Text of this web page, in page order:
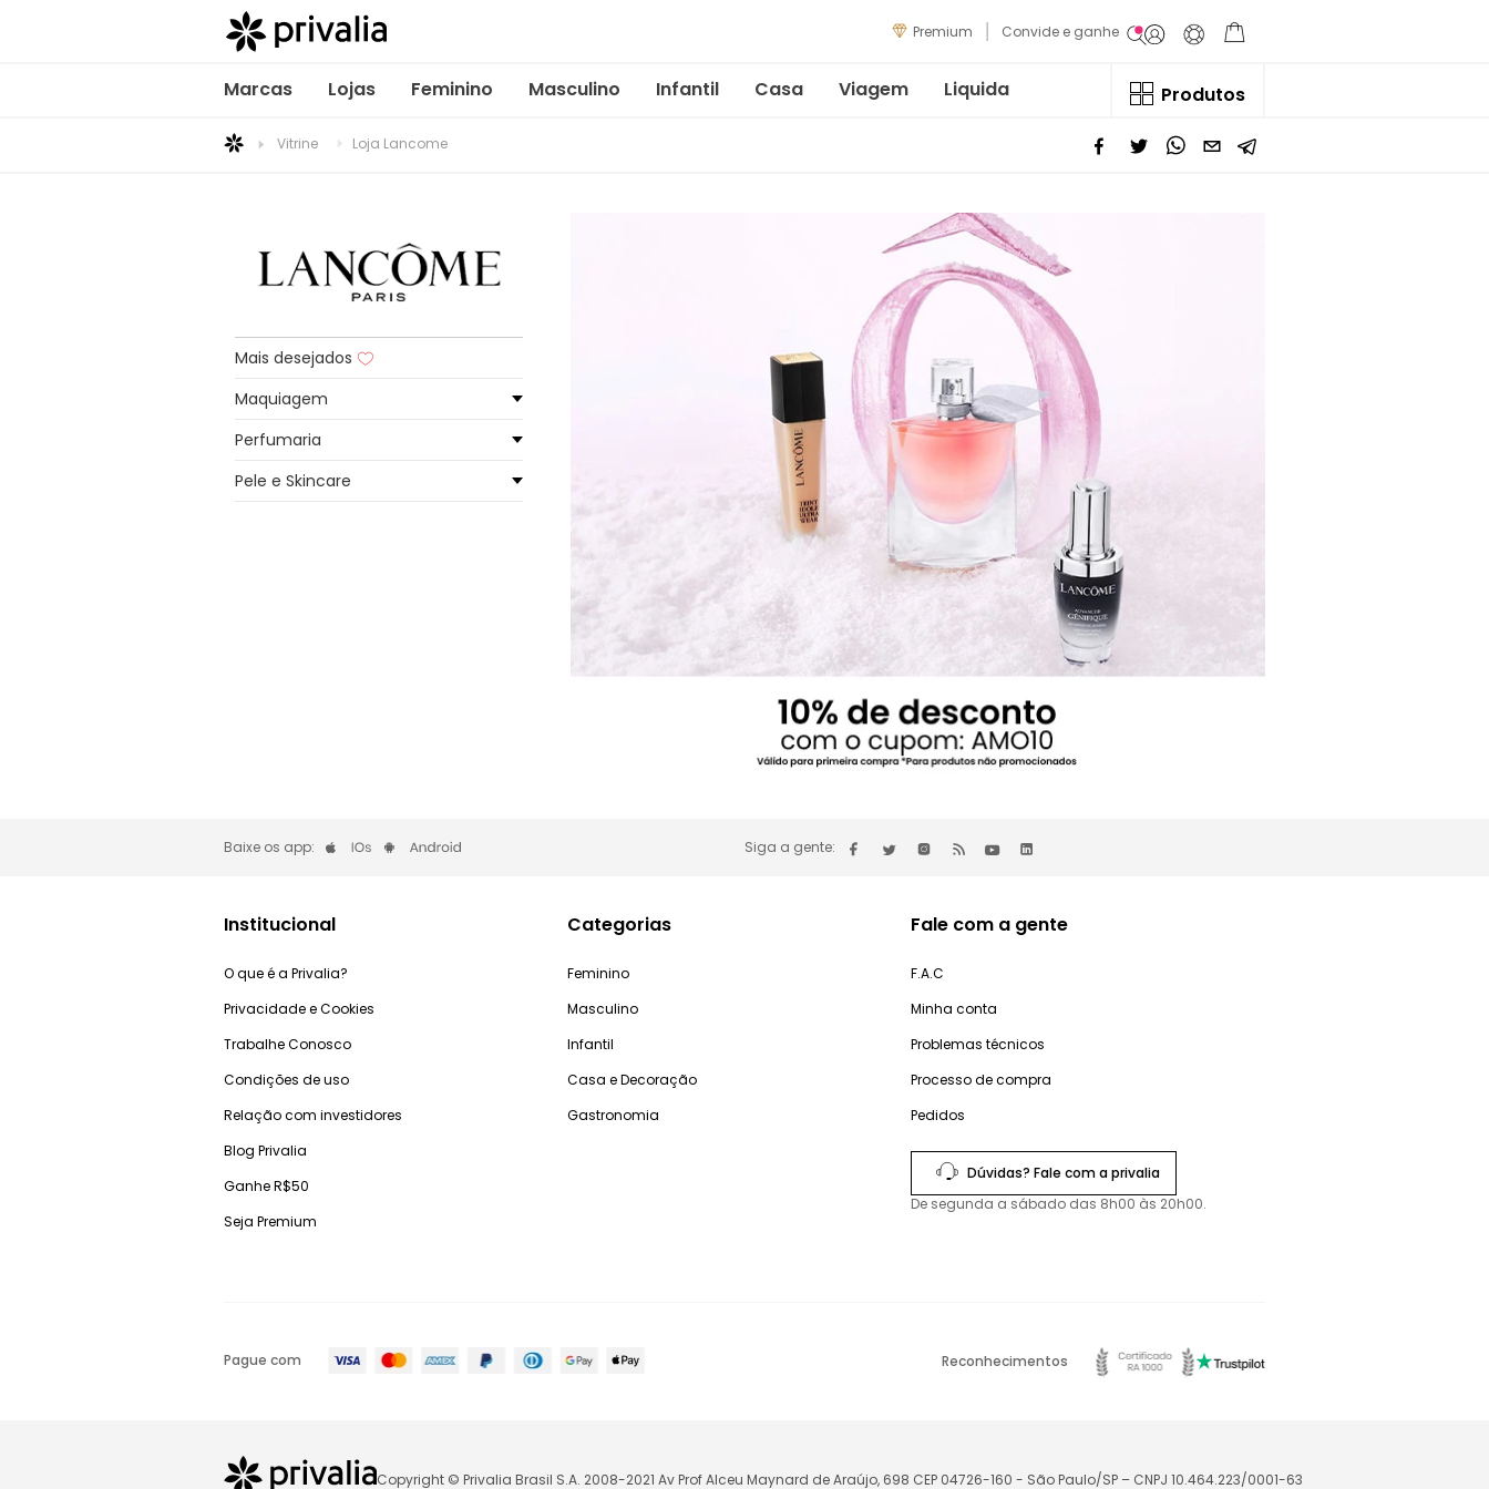
Premium Convide e ganhe
Marcas Lojas Feminino Masculino Infantil Casa Viagem Liquida Produtos
Vitrine Loja Lancome
Mais desejados
Maquiagem
Perfumaria
Pele e Skincare
Baixe os app: Siga a gente:
Institucional
O que é a Privalia?
Privacidade e Cookies
Trabalhe Conosco
Condições de uso
Relação com investidores
Blog Privalia
Ganhe R$50
Seja Premium
Categorias
Feminino
Masculino
Infantil
Casa e Decoração
Gastronomia
Fale com a gente
F.A.C
Minha conta
Problemas técnicos
Processo de compra
Pedidos
Dúvidas? Fale com a privalia
De segunda a sábado das 8h00 às 20h00.
Pague com Reconhecimentos
Copyright © Privalia Brasil S.A. 2008-2021 Av Prof Alceu Maynard de Araújo, 698 CEP 04726-160 - São Paulo/SP – CNPJ 10.464.223/0001-63